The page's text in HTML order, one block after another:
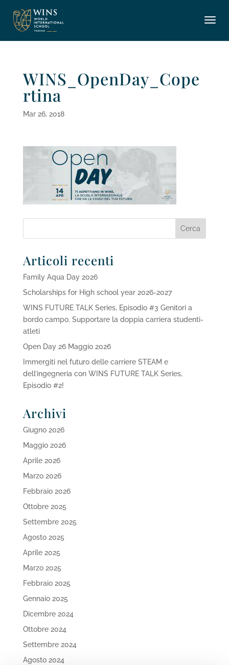
WINS_OpenDay_Cope
rtina
Mar 26, 2018
Articoli recenti
Family Aqua Day 2026
Scholarships for High school year 2026-2027
WINS FUTURE TALK Series, Episodio #3 Genitori a
bordo campo. Supportare la doppia carriera studenti-
atleti
Open Day 26 Maggio 2026
Immergiti nel futuro delle carriere STEAM e
dell’ingegneria con WINS FUTURE TALK Series,
Episodio #2!
Archivi
Giugno 2026
Maggio 2026
Aprile 2026
Marzo 2026
Febbraio 2026
Ottobre 2025
Settembre 2025
Agosto 2025
Aprile 2025
Marzo 2025
Febbraio 2025
Gennaio 2025
Dicembre 2024
Ottobre 2024
Settembre 2024
Agosto 2024